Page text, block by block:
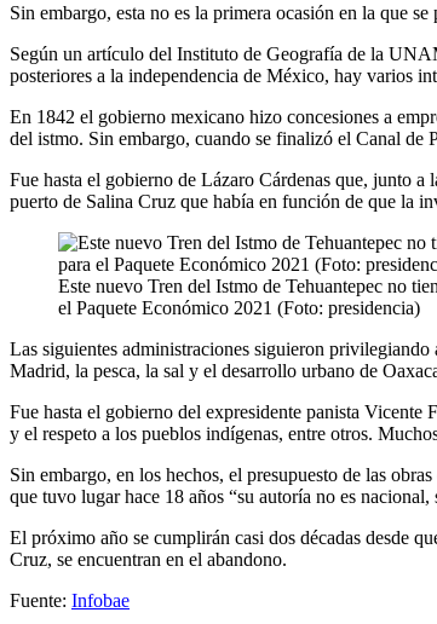
Sin embargo, esta no es la primera ocasión en la que
Según un artículo del Instituto de Geografía de la
posteriores a la independencia de México, hay varios
En 1842 el gobierno mexicano hizo concesiones a
del istmo. Sin embargo, cuando se finalizó el Canal de
Fue hasta el gobierno de Lázaro Cárdenas que, junto
puerto de Salina Cruz que había en función de que la
Este nuevo Tren del Istmo de Tehuantepec no
el Paquete Económico 2021 (Foto: presidencia)
Las siguientes administraciones siguieron
Madrid, la pesca, la sal y el desarrollo urbano de
Fue hasta el gobierno del expresidente panista Vicente
y el respeto a los pueblos indígenas, entre otros.
Sin embargo, en los hechos, el presupuesto de las
que tuvo lugar hace 18 años “su autoría no es
El próximo año se cumplirán casi dos décadas desde
Cruz, se encuentran en el abandono.
Fuente: Infobae